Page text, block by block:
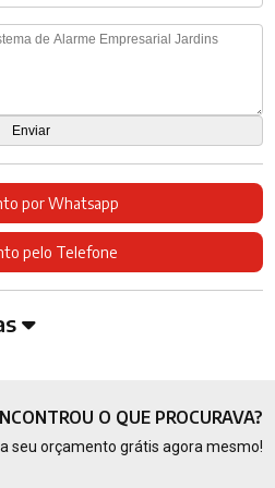
por Whatsapp
pelo Telefone
O QUE PROCURAVA?
seu orçamento grátis agora mesmo!